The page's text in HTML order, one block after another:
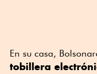
En su casa,
tobillera